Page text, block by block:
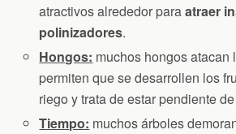
atractivos alrededor paraatraer
polinizadores.
Hongos: muchos hongos atacan
permiten que se desarrollen los
riego y trata de estar pendiente
Tiempo: muchos árboles